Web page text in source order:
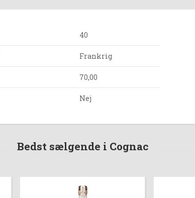
40
Frankrig
70,00
Nej
Bedst sælgende i Cognac